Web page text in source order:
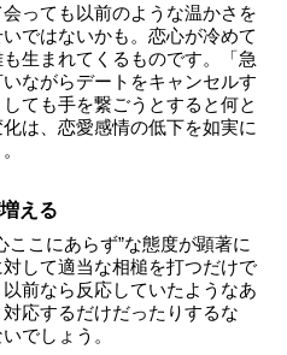
っても以前のような温かさを
ではないかも。恋心が冷めて
生まれてくるものです。「急
ながらデートをキャンセルす
ても手を繋ごうとすると何と
は、恋愛感情の低下を如実に
える
こにあらず”な態度が顕著に
して適当な相槌を打つだけで
前なら反応していたようなあ
応するだけだったりするな
でしょう。